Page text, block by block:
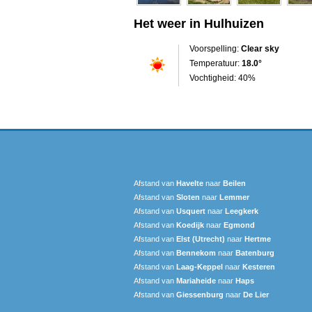
Het weer in Hulhuizen
Voorspelling: Clear sky
Temperatuur: 18.0°
Vochtigheid: 40%
Afstand van Havelte naar Beilen
Afstand van Sloten naar Lemmer
Afstand van Usquert naar Leegkerk
Afstand van Koedijk naar Egmond
Afstand van Elst (Utrecht) naar Hertme
Afstand van Bennekom naar Batenburg
Afstand van Laag-Keppel naar Kesteren
Afstand van Mariaheide naar Haps
Afstand van Giessenburg naar De Lier